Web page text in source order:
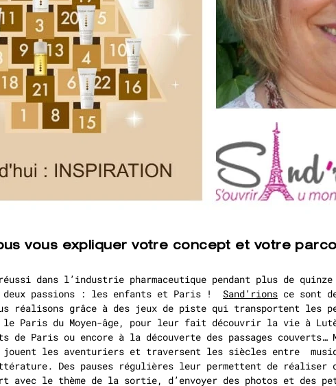
vous expliquer votre concept et votre
dans l’industrie pharmaceutique pendant plus de
deux passions : les enfants et Paris ! Sand’rions ce sont
réalisons grâce à des jeux de piste qui transportent les
le Paris du Moyen-âge, pour leur fait découvrir la vie à
Paris ou encore à la découverte des passages couverts…
les aventuriers et traversent les siècles entre
Des pauses régulières leur permettent de réaliser
avec le thème de la sortie, d’envoyer des photos et des